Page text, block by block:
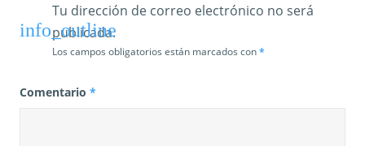
s
Tu dirección de correo electrónico no será
publicada.
Los campos obligatorios están marcados con*
Comentario *